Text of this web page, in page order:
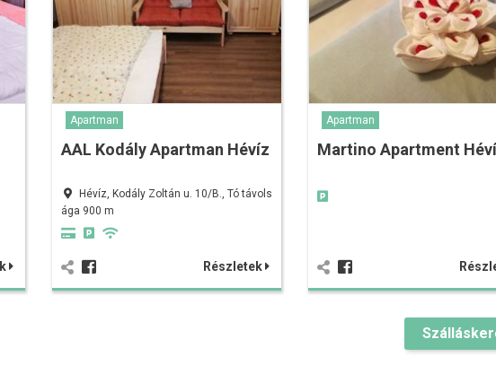
Apartman
AAL Kodály Apartman Hévíz
Hévíz, Kodály Zoltán u. 10/B., Tó távols
ága 900 m
Részletek
Apartman
Martino Apartment